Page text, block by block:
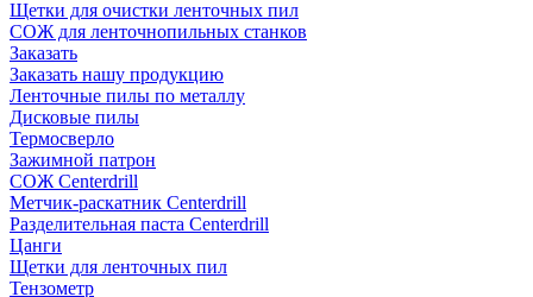
Щетки для очистки ленточных пил
СОЖ для ленточнопильных станков
Заказать
Заказать нашу продукцию
Ленточные пилы по металлу
Дисковые пилы
Термосверло
Зажимной патрон
СОЖ Centerdrill
Метчик-раскатник Centerdrill
Разделительная паста Centerdrill
Цанги
Щетки для ленточных пил
Тензометр